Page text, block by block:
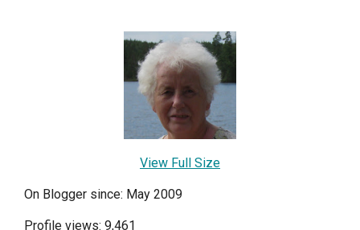
View Full Size
On Blogger since: May 2009
Profile views: 9,461